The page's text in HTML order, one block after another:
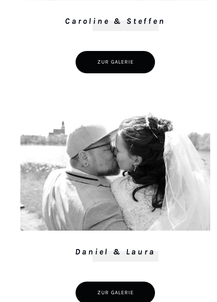
Caroline & Steffen
ZUR GALERIE
Daniel & Laura
ZUR GALERIE